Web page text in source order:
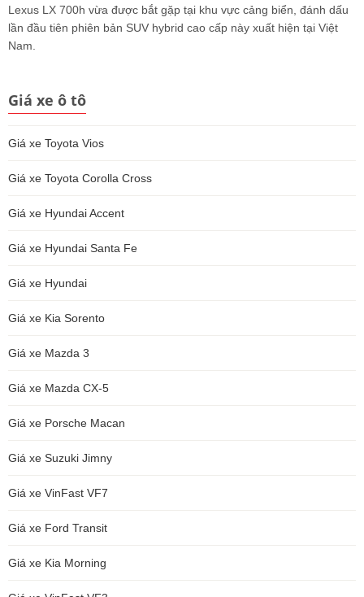
Lexus LX 700h vừa được bắt gặp tại khu vực cảng biển, đánh dấu
lần đầu tiên phiên bản SUV hybrid cao cấp này xuất hiện tại Việt
Nam.
Giá xe ô tô
Giá xe Toyota Vios
Giá xe Toyota Corolla Cross
Giá xe Hyundai Accent
Giá xe Hyundai Santa Fe
Giá xe Hyundai
Giá xe Kia Sorento
Giá xe Mazda 3
Giá xe Mazda CX-5
Giá xe Porsche Macan
Giá xe Suzuki Jimny
Giá xe VinFast VF7
Giá xe Ford Transit
Giá xe Kia Morning